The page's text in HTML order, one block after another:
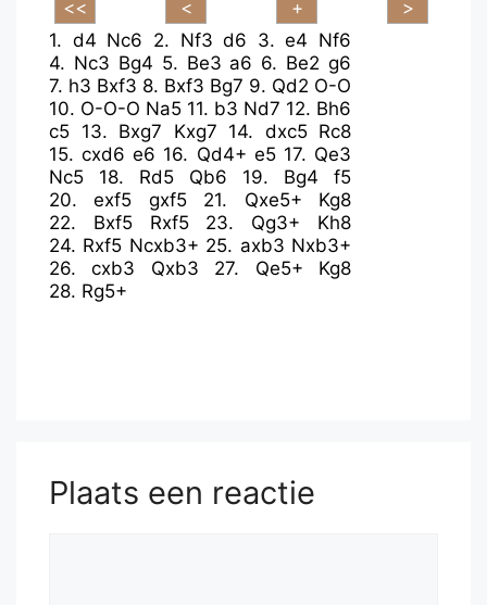
1. d4 Nc6 2. Nf3 d6 3.e4 Nf6
4. Nc3 Bg4 5. Be3 a6 6. Be2 g6
7. h3 Bxf3 8. Bxf3 Bg7 9. Qd2 O-O
10. O-O-O Na5 11. b3 Nd7 12. Bh6
c5 13. Bxg7 Kxg7 14. dxc5 Rc8
15.cxd6 e6 16. Qd4+ e5 17. Qe3
Nc5
18. Rd5 Qb6 19. Bg4
f5
20.exf5 gxf5 21. Qxe5+
Kg8
22. Bxf5 Rxf5 23. Qg3+
Kh8
24. Rxf5 Ncxb3+ 25. axb3 Nxb3+
26.cxb3 Qxb3 27. Qe5+
Kg8
28. Rg5+
Plaats een reactie